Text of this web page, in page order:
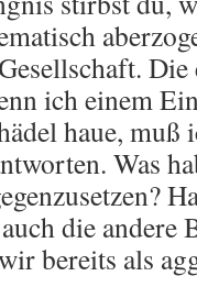
ich einem
haue, muß
Was
die andere
bereits als